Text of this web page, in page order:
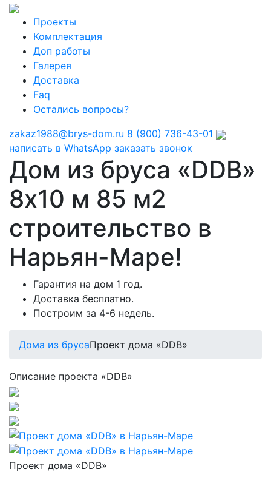
Проекты
Комплектация
Доп работы
Галерея
Доставка
Faq
Остались вопросы?
zakaz1988@brys-dom.ru 8 (900) 736-43-01
написать в WhatsApp заказать звонок
Дом из бруса «DDB»
8х10 м 85 м2
строительство в
Нарьян-Маре!
Гарантия на дом 1 год.
Доставка бесплатно.
Построим за 4-6 недель.
Дома из брусаПроект дома «DDB»
Описание проекта «DDB»
Проект дома «DDB»